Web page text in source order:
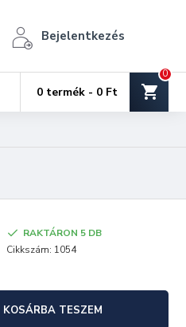
Bejelentkezés
0 termék - 0 Ft
0
RAKTÁRON 5 DB
Cikkszám: 1054
KOSÁRBA TESZEM